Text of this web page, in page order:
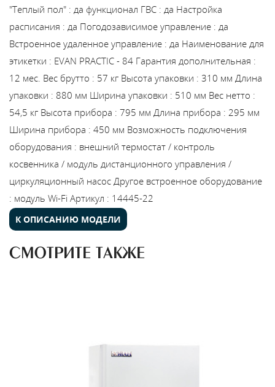
"Теплый пол" : да функционал ГВС : да Настройка
расписания : да Погодозависимое управление : да
Встроенное удаленное управление : да Наименование для
этикетки : EVAN PRACTIC - 84 Гарантия дополнительная :
12 мес. Вес брутто : 57 кг Высота упаковки : 310 мм Длина
упаковки : 880 мм Ширина упаковки : 510 мм Вес нетто :
54,5 кг Высота прибора : 795 мм Длина прибора : 295 мм
Ширина прибора : 450 мм Возможность подключения
оборудования : внешний термостат / контроль
косвенника / модуль дистанционного управления /
циркуляционный насос Другое встроенное оборудование
: модуль Wi-Fi Артикул : 14445-22
К ОПИСАНИЮ МОДЕЛИ
СМОТРИТЕ ТАКЖЕ